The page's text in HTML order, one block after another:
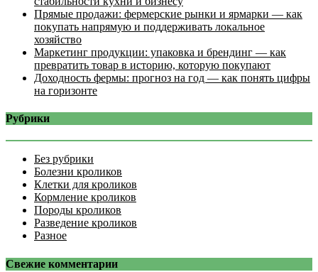
Прямые продажи: фермерские рынки и ярмарки — как
покупать напрямую и поддерживать локальное
хозяйство
Маркетинг продукции: упаковка и брендинг — как
превратить товар в историю, которую покупают
Доходность фермы: прогноз на год — как понять цифры
на горизонте
Рубрики
Без рубрики
Болезни кроликов
Клетки для кроликов
Кормление кроликов
Породы кроликов
Разведение кроликов
Разное
Свежие комментарии